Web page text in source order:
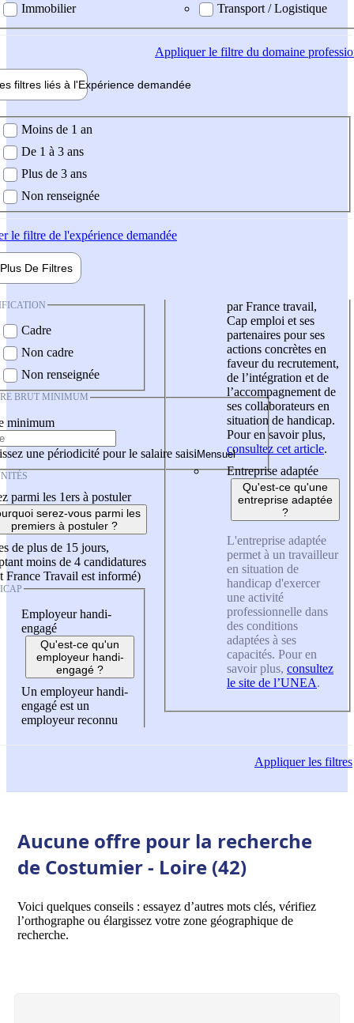
Immobilier
Transport / Logistique
Appliquerle filtre du domaine
filtres liés à l'Expérience demandée
demandée
Moins de 1 an
De 1 à 3 ans
Plus de 3 ans
Non renseignée
le filtre de l'expérience demandée
Plus De Filtres
Cadre
Non cadre
Non renseignée
BRUT MINIMUM
minimum
une périodicité pour le salaire saisi
parmi les 1ers à postuler
serez-vous parmi les
premiers à postuler ?
de plus de 15 jours,
moins de 4 candidatures
France Travail est informé)
Employeur handi-
engagé
Qu'est-ce qu'un
employeur handi-
engagé ?
Un employeur handi-
engagé est un
employeur reconnu
par France travail,
Cap emploi et ses
partenaires pour ses
actions concrètes en
faveur du recrutement,
de l’intégration et de
l’accompagnement de
ses collaborateurs en
situation de handicap.
Pour en savoir plus,
consultez cet article.
Entreprise adaptée
Qu'est-ce qu'une
entreprise adaptée
?
L'entreprise adaptée
permet à un travailleur
en situation de
handicap d'exercer
une activité
professionnelle dans
des conditions
adaptées à ses
capacités. Pour en
savoir plus, consultez
le site de l’UNEA.
Appliquerles filtres
Aucune offre pour la recherche
de Costumier - Loire (42)
Voici quelques conseils : essayez d’autres mots clés, vérifiez
l’orthographe ou élargissez votre zone géographique de
recherche.